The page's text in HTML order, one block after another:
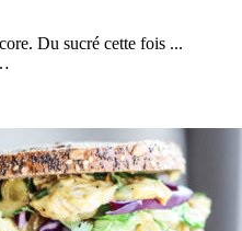
Du sucré cette fois ...